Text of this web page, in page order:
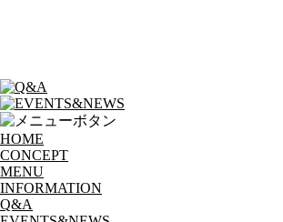
HOME
CONCEPT
MENU
INFORMATION
Q&A